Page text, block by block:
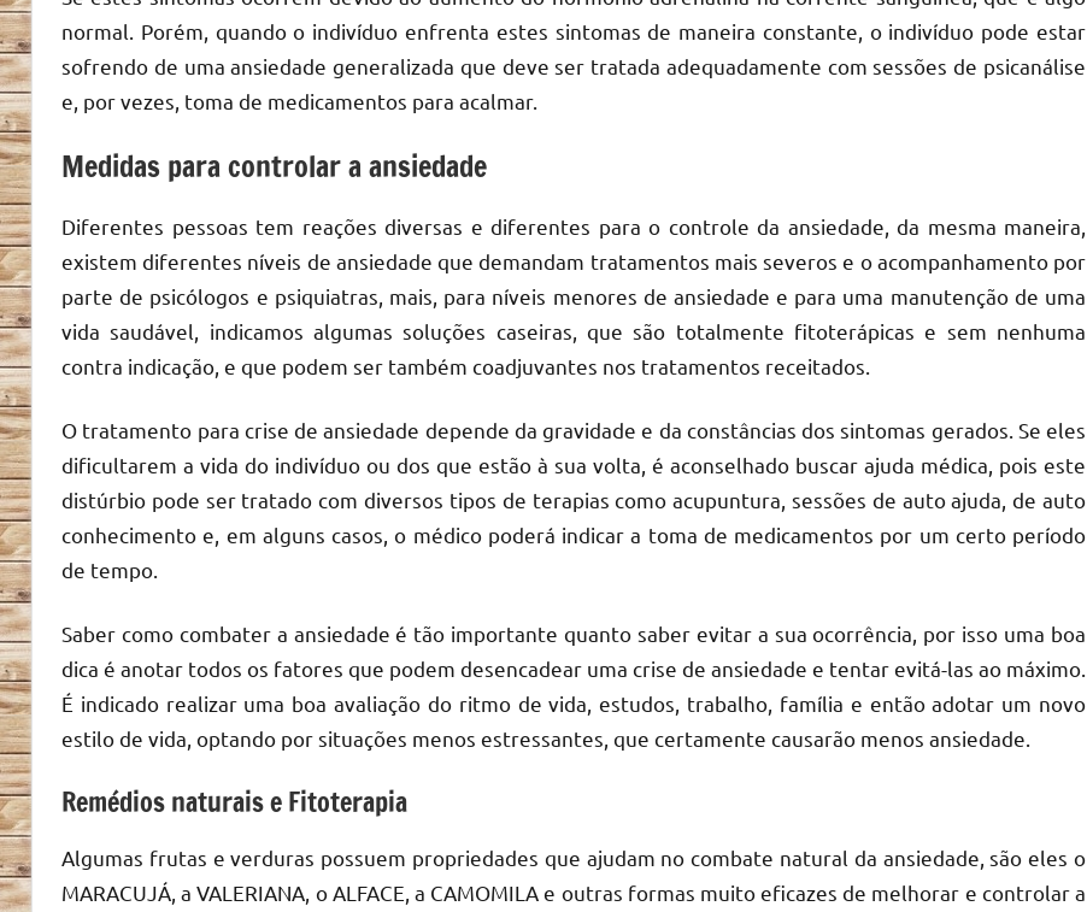
normal. Porém, quando o indivíduo enfrenta estes sintomas de maneira constante, o indivíduo pode estar
sofrendo de uma ansiedade generalizada que deve ser tratada adequadamente com sessões de psicanálise
e, por vezes, toma de medicamentos para acalmar.
Medidas para controlar a ansiedade
Diferentes pessoas tem reações diversas e diferentes para o controle da ansiedade, da mesma maneira,
existem diferentes níveis de ansiedade que demandam tratamentos mais severos e o acompanhamento por
parte de psicólogos e psiquiatras, mais, para níveis menores de ansiedade e para uma manutenção de uma
vida saudável, indicamos algumas soluções caseiras, que são totalmente fitoterápicas e sem nenhuma
contra indicação, e que podem ser também coadjuvantes nos tratamentos receitados.
O tratamento para crise de ansiedade depende da gravidade e da constâncias dos sintomas gerados. Se eles
dificultarem a vida do indivíduo ou dos que estão à sua volta, é aconselhado buscar ajuda médica, pois este
distúrbio pode ser tratado com diversos tipos de terapias como acupuntura, sessões de auto ajuda, de auto
conhecimento e, em alguns casos, o médico poderá indicar a toma de medicamentos por um certo período
de tempo.
Saber como combater a ansiedade é tão importante quanto saber evitar a sua ocorrência, por isso uma boa
dica é anotar todos os fatores que podem desencadear uma crise de ansiedade e tentar evitá-las ao máximo.
É indicado realizar uma boa avaliação do ritmo de vida, estudos, trabalho, família e então adotar um novo
estilo de vida, optando por situações menos estressantes, que certamente causarão menos ansiedade.
Remédios naturais e Fitoterapia
Algumas frutas e verduras possuem propriedades que ajudam no combate natural da ansiedade, são eles o
MARACUJÁ, a VALERIANA, o ALFACE, a CAMOMILA e outras formas muito eficazes de melhorar e controlar a